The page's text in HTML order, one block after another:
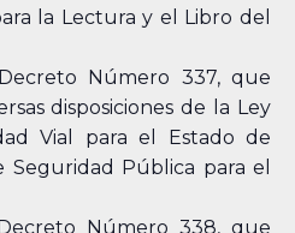
la Lectura y el Libro del
Número 337, que
disposiciones de la Ley
Vial para el Estado de
Pública para el
Número 338, que